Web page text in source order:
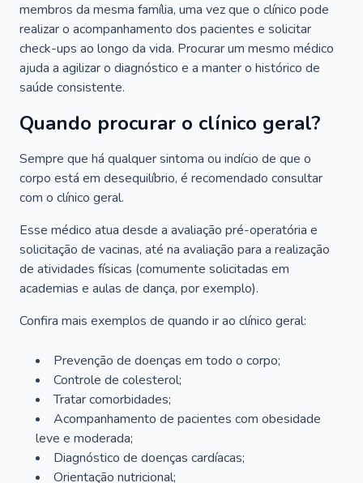
membros da mesma família, uma vez que o clínico pode
realizar o acompanhamento dos pacientes e solicitar
check-ups ao longo da vida. Procurar um mesmo médico
ajuda a agilizar o diagnóstico e a manter o histórico de
saúde consistente.
Quando procurar o clínico geral?
Sempre que há qualquer sintoma ou indício de que o
corpo está em desequilíbrio, é recomendado consultar
com o clínico geral.
Esse médico atua desde a avaliação pré-operatória e
solicitação de vacinas, até na avaliação para a realização
de atividades físicas (comumente solicitadas em
academias e aulas de dança, por exemplo).
Confira mais exemplos de quando ir ao clínico geral:
Prevenção de doenças em todo o corpo;
Controle de colesterol;
Tratar comorbidades;
Acompanhamento de pacientes com obesidade
leve e moderada;
Diagnóstico de doenças cardíacas;
Orientação nutricional;